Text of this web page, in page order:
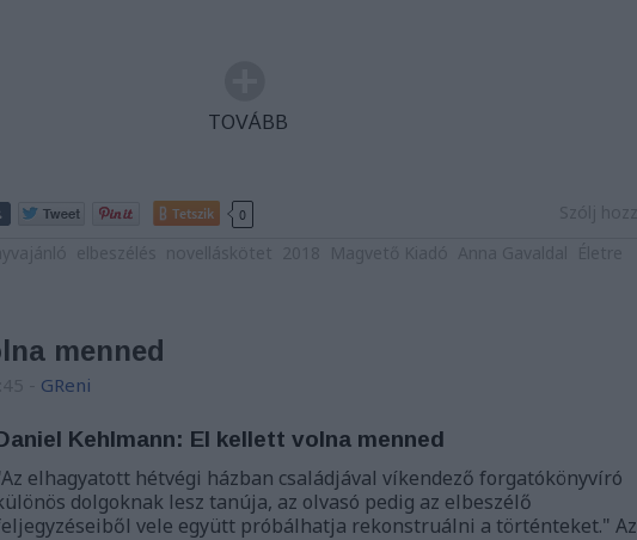
TOVÁBB
Tetszik 0
menned
GReni
Kehlmann: El kellett volna menned
elhagyatott hétvégi házban családjával víkendező forgatókönyvíró
dolgoknak lesz tanúja, az olvasó pedig az elbeszélő
vele együtt próbálhatja rekonstruálni a történteket." Az